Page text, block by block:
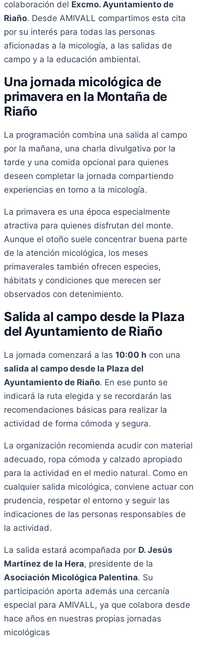
colaboración del Excmo. Ayuntamiento de
Riaño. Desde AMIVALL compartimos esta cita
por su interés para todas las personas
aficionadas a la micología, a las salidas de
campo y a la educación ambiental.
Una jornada micológica de
primavera en la Montaña de
Riaño
La programación combina una salida al campo
por la mañana, una charla divulgativa por la
tarde y una comida opcional para quienes
deseen completar la jornada compartiendo
experiencias en torno a la micología.
La primavera es una época especialmente
atractiva para quienes disfrutan del monte.
Aunque el otoño suele concentrar buena parte
de la atención micológica, los meses
primaverales también ofrecen especies,
hábitats y condiciones que merecen ser
observados con detenimiento.
Salida al campo desde la Plaza
del Ayuntamiento de Riaño
La jornada comenzará a las 10:00 h con una
salida al campo desde la Plaza del
Ayuntamiento de Riaño. En ese punto se
indicará la ruta elegida y se recordarán las
recomendaciones básicas para realizar la
actividad de forma cómoda y segura.
La organización recomienda acudir con material
adecuado, ropa cómoda y calzado apropiado
para la actividad en el medio natural. Como en
cualquier salida micológica, conviene actuar con
prudencia, respetar el entorno y seguir las
indicaciones de las personas responsables de
la actividad.
La salida estará acompañada por D. Jesús
Martínez de la Hera, presidente de la
Asociación Micológica Palentina. Su
participación aporta además una cercanía
especial para AMIVALL, ya que colabora desde
hace años en nuestras propias jornadas
micológicas